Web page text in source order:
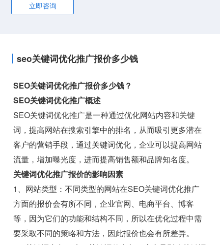
立即咨询
seo关键词优化推广报价多少钱
SEO关键词优化推广报价多少钱？
SEO关键词优化推广概述
SEO关键词优化推广是一种通过优化网站内容和关键
词，提高网站在搜索引擎中的排名，从而吸引更多潜在
客户的营销手段，通过关键词优化，企业可以提高网站
流量，增加曝光度，进而提高销售额和品牌知名度。
关键词优化推广报价的影响因素
1、网站类型：不同类型的网站在SEO关键词优化推广
方面的报价会有所不同，企业官网、电商平台、博客
等，因为它们的功能和结构不同，所以在优化过程中需
要采取不同的策略和方法，因此报价也会有所差异。